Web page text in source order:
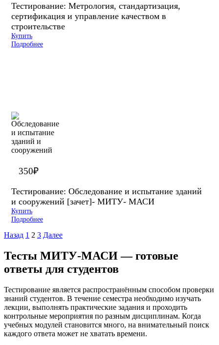
Тестирование: Метрология, стандартизация,
сертификация и управление качеством в
строительстве
Купить
Подробнее
350₽
Тестирование: Обследование и испытание зданий
и сооружений [зачет]- МИТУ- МАСИ
Купить
Подробнее
Назад 1 2 3 Далее
Тесты МИТУ-МАСИ — готовые
ответы для студентов
Тестирование является распространённым способом проверки
знаний студентов. В течение семестра необходимо изучать
лекции, выполнять практические задания и проходить
контрольные мероприятия по разным дисциплинам. Когда
учебных модулей становится много, на внимательный поиск
каждого ответа может не хватать времени.